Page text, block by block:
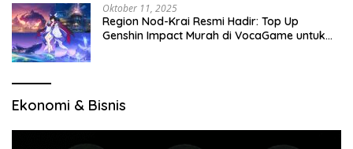
Oktober 11, 2025
Region Nod-Krai Resmi Hadir: Top Up
Genshin Impact Murah di VocaGame untuk
Ekonomi & Bisnis